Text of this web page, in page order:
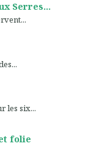
Serres...
les six...
folie